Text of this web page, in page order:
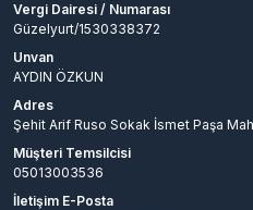
Vergi Dairesi / Numarası
Güzelyurt/1530338372
Unvan
AYDIN ÖZKUN
Adres
Şehit Arif Ruso Sokak İsmet Paşa
Müşteri Temsilcisi
05013003536
İletişim E-Posta